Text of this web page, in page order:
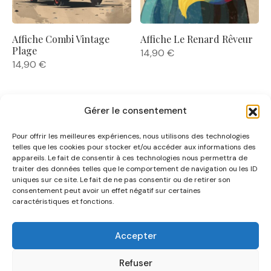
Gérer le consentement
Pour offrir les meilleures expériences, nous utilisons des technologies
telles que les cookies pour stocker et/ou accéder aux informations des
appareils. Le fait de consentir à ces technologies nous permettra de
traiter des données telles que le comportement de navigation ou les ID
uniques sur ce site. Le fait de ne pas consentir ou de retirer son
consentement peut avoir un effet négatif sur certaines
caractéristiques et fonctions.
Accepter
Refuser
Affiche Combi Vintage
Plage
14,90 €
Affiche Le Renard Rêveur
14,90 €
NOUS CONNAÎTRE